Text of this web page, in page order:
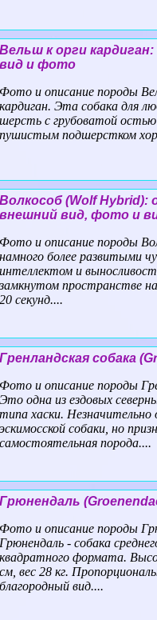
Вельш к opги
вид и фото
Фото и описание породы
кардиган. Эта собака для
шерсть с грубоватой
пушистым подшерстком
Волкособ (Wolf Hybrid):
внешний вид, фото и
Фото и описание породы
намного более развитыми
интеллектом и
замкнутом прострaнcтве
20 секунд....
Гренландская собака
Фото и описание породы
Это одна из ездовых
типа хаски.
эскимосской собаки, но
самостоятельная порода....
Грюнендаль
Фото и описание породы
Грюнендаль - собака
квадратного формата.
см, вес 28 кг.
благородный вид....